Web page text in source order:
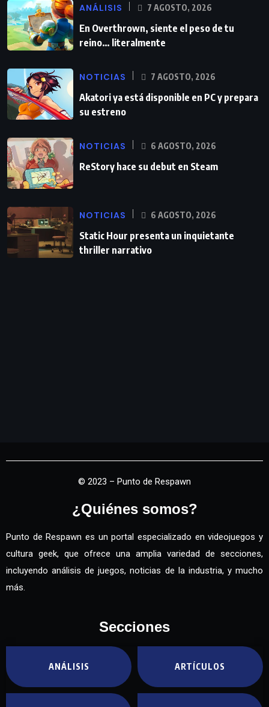
ANÁLISIS 7 AGOSTO, 2026
En Overthrown, siente el peso de tu
reino… literalmente
NOTICIAS 7 AGOSTO, 2026
Akatori ya está disponible en PC y prepara
su estreno
NOTICIAS 6 AGOSTO, 2026
ReStory hace su debut en Steam
NOTICIAS 6 AGOSTO, 2026
Static Hour presenta un inquietante
thriller narrativo
© 2023 – Punto de Respawn
¿Quiénes somos?
Punto de Respawn es un portal especializado en videojuegos y
cultura geek, que ofrece una amplia variedad de secciones,
incluyendo análisis de juegos, noticias de la industria, y mucho
más.
Secciones
ANÁLISIS ARTÍCULOS